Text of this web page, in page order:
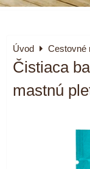
Úvod Cestovné
Čistiaca
mastnú